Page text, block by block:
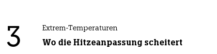
3 Extrem-Temperaturen
Wo die Hitzeanpassung scheitert